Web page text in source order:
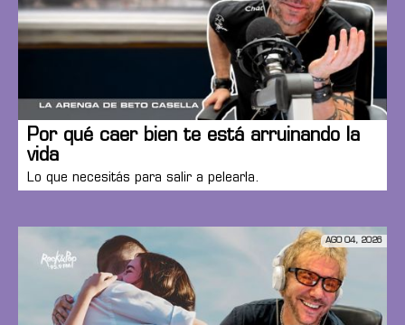
Por qué caer bien te está arruinando la
vida
Lo que necesitás para salir a pelearla.
AGO 04, 2026